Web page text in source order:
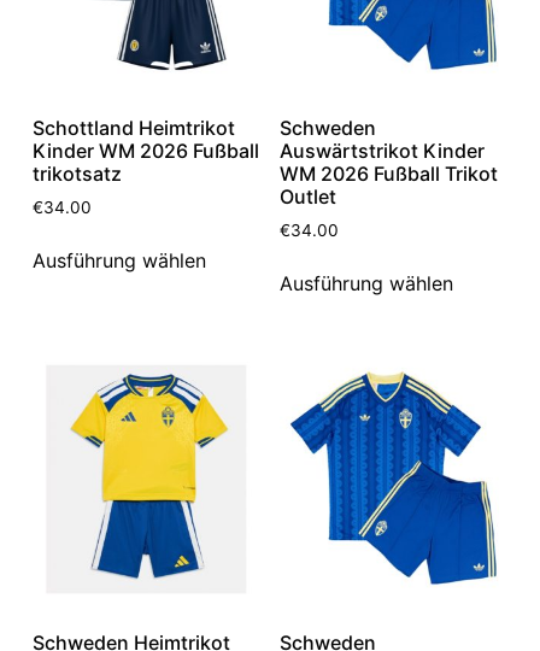
Schottland Heimtrikot
Kinder WM 2026 Fußball
trikotsatz
€34.00
Ausführung wählen
Schweden
Auswärtstrikot Kinder
WM 2026 Fußball Trikot
Outlet
€34.00
Ausführung wählen
Schweden Heimtrikot Schweden